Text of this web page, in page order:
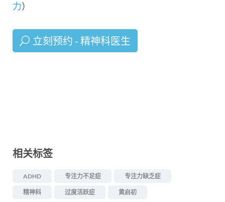
力）
立刻预约 - 精神科医生
相关标签
ADHD 专注力不足症 专注力缺乏症
精神科 过度活跃症 黄启初